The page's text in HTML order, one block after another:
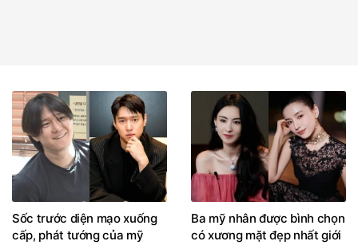
Sốc trước diện mạo xuống
cấp, phát tướng của mỹ
nam Reply 1988
Ba mỹ nhân được bình chọn
có xương mặt đẹp nhất giới
giải trí Trung Quốc